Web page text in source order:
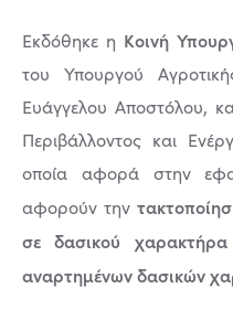
Εκδόθηκε η Κοινή
του Υπουργού
Ευάγγελου Αποστόλου,
Περιβάλλοντος και
οποία αφορά στην
αφορούν την
σε δασικού
αναρτημένων δασικών